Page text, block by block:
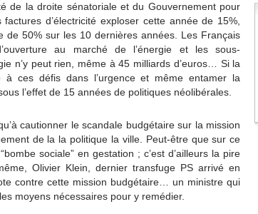
de la droite sénatoriale et du Gouvernement pour
d’électricité exploser cette année de 15%,
de 50% sur les 10 dernières années. Les Français
au marché de l’énergie et les sous-
n’y peut rien, même à 45 milliards d’euros… Si la
ces défis dans l’urgence et même entamer la
l’effet de 15 années de politiques néolibérales.
cautionner le scandale budgétaire sur la mission
de la la politique la ville. Peut-être que sur ce
sociale” en gestation ; c’est d’ailleurs la pire
Olivier Klein, dernier transfuge PS arrivé en
contre cette mission budgétaire… un ministre qui
moyens nécessaires pour y remédier.